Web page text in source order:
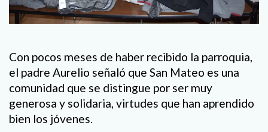
Con pocos meses de haber recibido la parroquia,
el padre Aurelio señaló que San Mateo es una
comunidad que se distingue por ser muy
generosa y solidaria, virtudes que han aprendido
bien los jóvenes.